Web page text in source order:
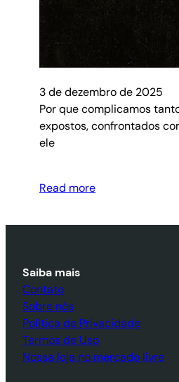
3 de dezembro de 2025
Por que complicamos
expostos, confrontados
ele
Read more
Saiba mais
Contato
Sobre nós
Política de Privacidade
Termos de Uso
Nossa loja no mercado livre